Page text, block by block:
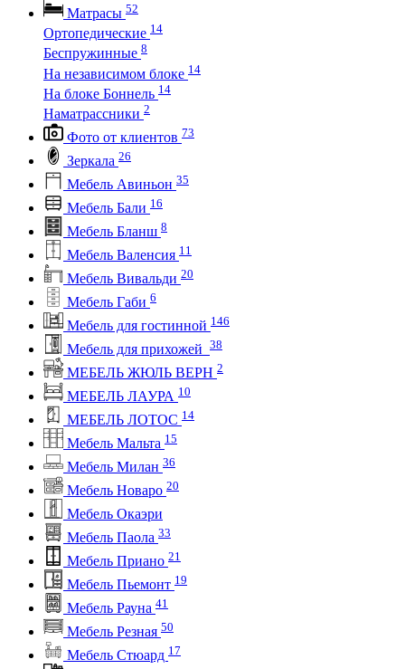
Матрасы 52
Ортопедические 14
Беспружинные 8
На независимом блоке 14
На блоке Боннель 14
Наматрассники 2
Фото от клиентов 73
Зеркала 26
Мебель Авиньон 35
Мебель Бали 16
Мебель Бланш 8
Мебель Валенсия 11
Мебель Вивальди 20
Мебель Габи 6
Мебель для гостинной 146
Мебель для прихожей 38
МЕБЕЛЬ ЖЮЛЬ ВЕРН 2
МЕБЕЛЬ ЛАУРА 10
МЕБЕЛЬ ЛОТОС 14
Мебель Мальта 15
Мебель Милан 36
Мебель Новаро 20
Мебель Окаэри
Мебель Паола 33
Мебель Приано 21
Мебель Пьемонт 19
Мебель Рауна 41
Мебель Резная 50
Мебель Стюард 17